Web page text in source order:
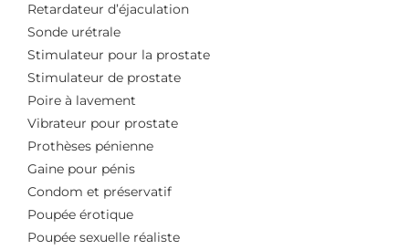
Retardateur d’éjaculation
Sonde urétrale
Stimulateur pour la prostate
Stimulateur de prostate
Poire à lavement
Vibrateur pour prostate
Prothèses pénienne
Gaine pour pénis
Condom et préservatif
Poupée érotique
Poupée sexuelle réaliste